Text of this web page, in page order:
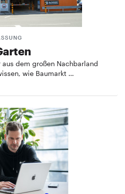
dem großen Nachbarland
wie Baumarkt …